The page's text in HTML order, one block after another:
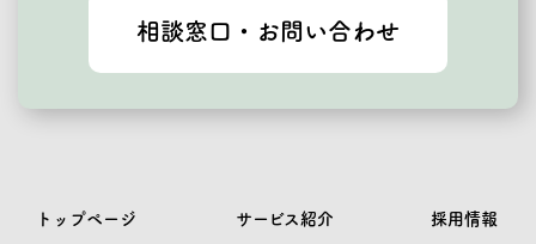
相談窓口・お問い合わせ
トップページ サービス紹介 採用情報